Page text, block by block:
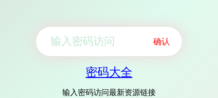
确认
密码大全
输入密码访问最新资源链接